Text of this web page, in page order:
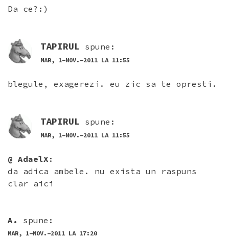
Da ce?:)
TAPIRUL spune:
MAR, 1-NOV.-2011 LA 11:55
blegule, exagerezi. eu zic sa te opresti.
TAPIRUL spune:
MAR, 1-NOV.-2011 LA 11:55
@ AdaelX :
da adica ambele. nu exista un raspuns
clar aici
A. spune:
MAR, 1-NOV.-2011 LA 17:20